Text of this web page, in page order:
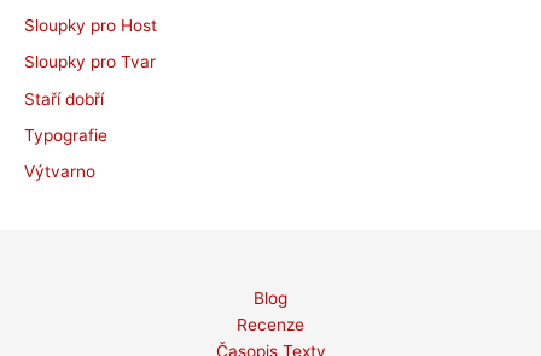
Sloupky pro Host
Sloupky pro Tvar
Staří dobří
Typografie
Výtvarno
Blog
Recenze
Časopis Texty